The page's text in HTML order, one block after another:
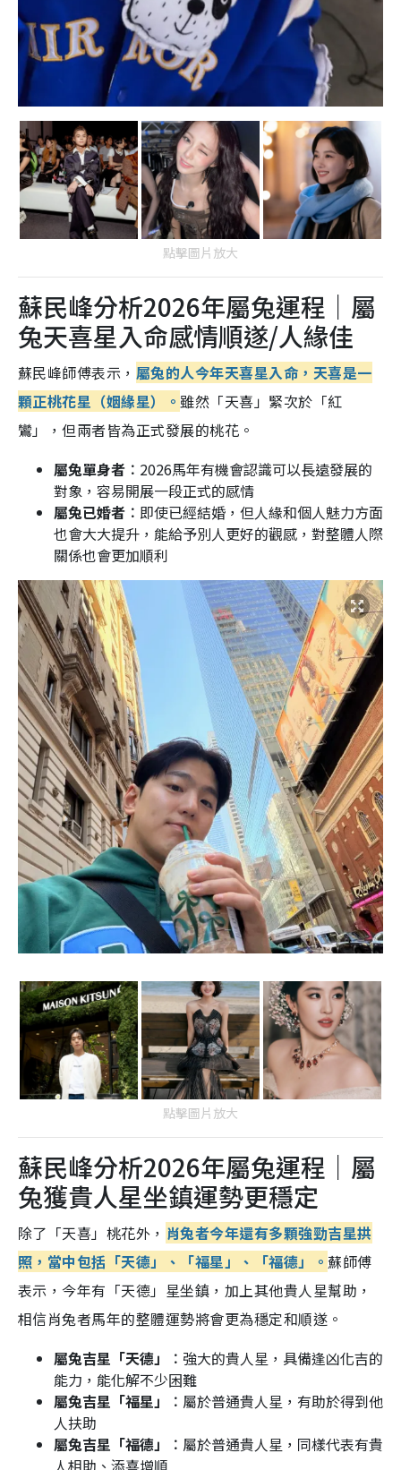
點擊圖片放大
蘇民峰分析2026年屬兔運程｜屬
兔天喜星入命感情順遂/人緣佳
蘇民峰師傅表示， 屬兔的人今年天喜星入命，天喜是一
顆正桃花星（姻緣星）。 雖然「天喜」緊次於「紅
鸞」，但兩者皆為正式發展的桃花。
屬兔單身者︰ 2026馬年有機會認識可以長遠發展的
對象，容易開展一段正式的感情
屬兔已婚者︰ 即使已經結婚，但人緣和個人魅力方面
也會大大提升，能給予別人更好的觀感，對整體人際
關係也會更加順利
點擊圖片放大
蘇民峰分析2026年屬兔運程｜屬
兔獲貴人星坐鎮運勢更穩定
除了「天喜」桃花外， 肖兔者今年還有多顆強勁吉星拱
照，當中包括「天德」、「福星」、「福德」。 蘇師傅
表示，今年有「天德」星坐鎮，加上其他貴人星幫助，
相信肖兔者馬年的整體運勢將會更為穩定和順遂。
屬兔吉星「天德」︰ 強大的貴人星，具備逢凶化吉的
能力，能化解不少困難
屬兔吉星「福星」︰ 屬於普通貴人星，有助於得到他
人扶助
屬兔吉星「福德」︰ 屬於普通貴人星，同樣代表有貴
人相助、添喜增順